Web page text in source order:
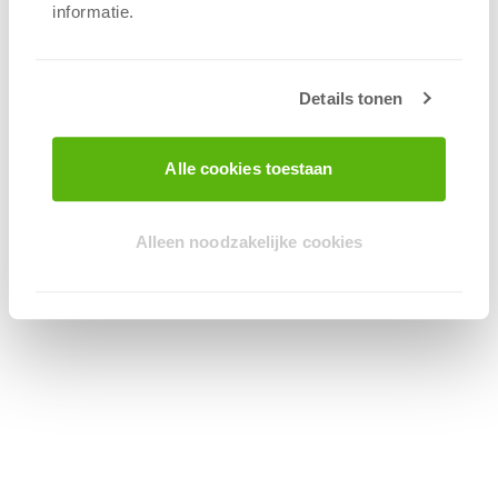
informatie.
Details tonen
Alle cookies toestaan
Alleen noodzakelijke cookies